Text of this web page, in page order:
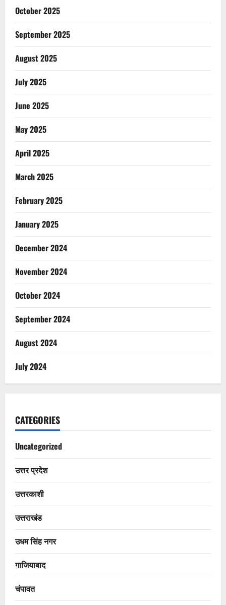
October 2025
September 2025
August 2025
July 2025
June 2025
May 2025
April 2025
March 2025
February 2025
January 2025
December 2024
November 2024
October 2024
September 2024
August 2024
July 2024
CATEGORIES
Uncategorized
उत्तर प्रदेश
उत्तरकाशी
उत्तराखंड
उधम सिंह नगर
गाजियाबाद
चंपावत